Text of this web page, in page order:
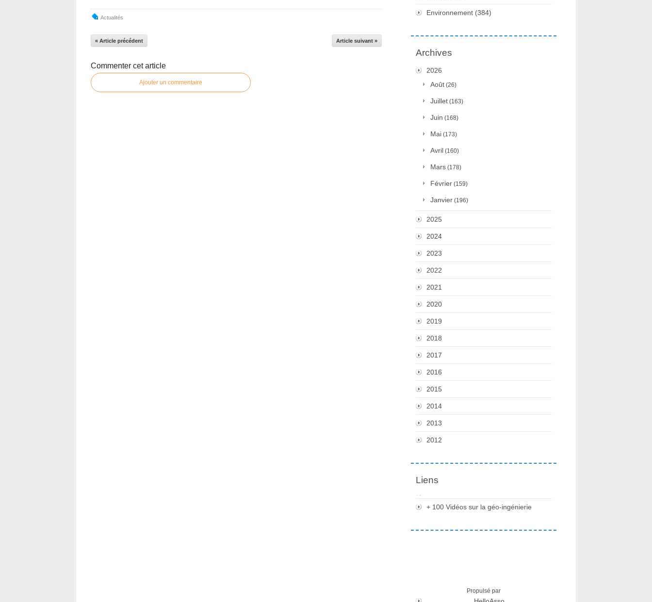
Actualités
« Article précédent Article suivant »
Commenter cet article
Ajouter un commentaire
Environnement (384)
Archives
2026
Août (26)
Juillet (163)
Juin (168)
Mai (173)
Avril (160)
Mars (178)
Février (159)
Janvier (196)
2025
2024
2023
2022
2021
2020
2019
2018
2017
2016
2015
2014
2013
2012
Liens
+ 100 Vidéos sur la géo-ingénierie
Propulsé par